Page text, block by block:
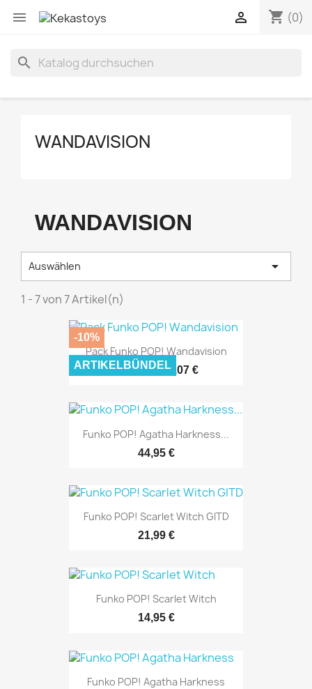
 shopping_cart (0)

search
WANDAVISION
WANDAVISION
Auswählen 
1 - 7 von 7 Artikel(n)
Pack Funko POP! Wandavision
126,74 € 114,07 €
-10%
ARTIKELBÜNDEL
Funko POP! Agatha Harkness...
44,95 €
Funko POP! Scarlet Witch GITD
21,99 €
Funko POP! Scarlet Witch
14,95 €
Funko POP! Agatha Harkness